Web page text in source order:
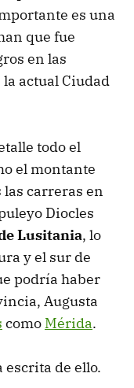
es una
que fue
en las
actual Ciudad
todo el
el montante
carreras en
Diocles
Lusitania, lo
y el sur de
podría haber
Augusta
como Mérida.
escrita de ello.